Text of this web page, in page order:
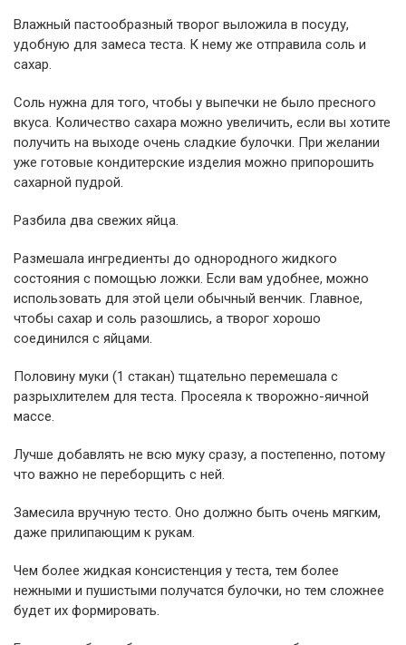
Влажный пастообразный творог выложила в посуду,
удобную для замеса теста. К нему же отправила соль и
сахар.
Соль нужна для того, чтобы у выпечки не было пресного
вкуса. Количество сахара можно увеличить, если вы хотите
получить на выходе очень сладкие булочки. При желании
уже готовые кондитерские изделия можно припорошить
сахарной пудрой.
Разбила два свежих яйца.
Размешала ингредиенты до однородного жидкого
состояния с помощью ложки. Если вам удобнее, можно
использовать для этой цели обычный венчик. Главное,
чтобы сахар и соль разошлись, а творог хорошо
соединился с яйцами.
Половину муки (1 стакан) тщательно перемешала с
разрыхлителем для теста. Просеяла к творожно-яичной
массе.
Лучше добавлять не всю муку сразу, а постепенно, потому
что важно не переборщить с ней.
Замесила вручную тесто. Оно должно быть очень мягким,
даже прилипающим к рукам.
Чем более жидкая консистенция у теста, тем более
нежными и пушистыми получатся булочки, но тем сложнее
будет их формировать.